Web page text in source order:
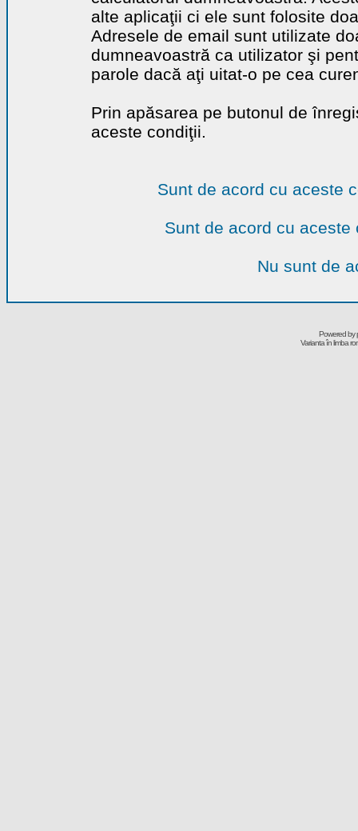
alte aplicaţii ci ele sunt folosite
Adresele de email sunt utilizate
dumneavoastră ca utilizator şi
parole dacă aţi uitat-o pe cea
Prin apăsarea pe butonul de
aceste condiţii.
Sunt de acord cu aceste
Sunt de acord cu
Nu sunt de
Powered by
Varianta în limba